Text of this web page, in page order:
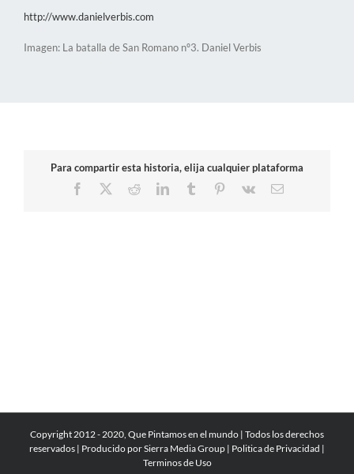
http://www.danielverbis.com
Imagen: La batalla de San Romano nº3. Daniel Verbis
Para compartir esta historia, elija cualquier plataforma
Facebook
RedditLinkedInTumblr Pinterest
Vk
Correo
Copyright 2012 - 2020, Que Pintamos en el mundo | Todos los derechos
reservados | Producido porSierra Media Group | Politica de Privacidad |
Terminos de Uso